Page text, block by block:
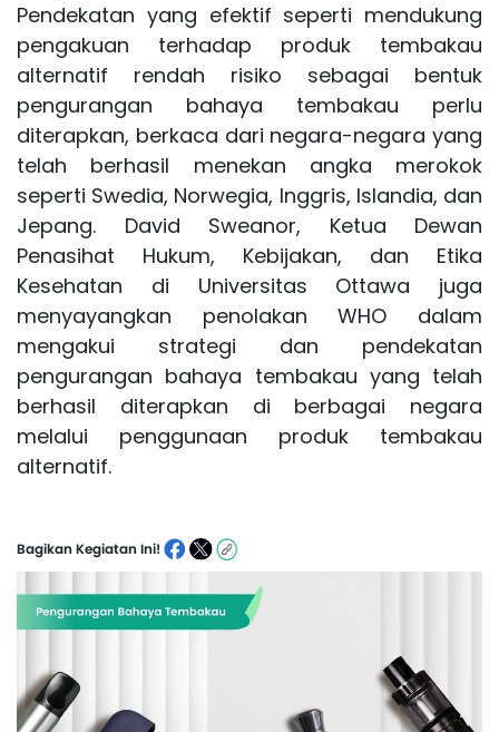
Pendekatan yang efektif seperti mendukung
pengakuan terhadap produk tembakau
alternatif rendah risiko sebagai bentuk
pengurangan bahaya tembakau perlu
diterapkan, berkaca dari negara-negara yang
telah berhasil menekan angka merokok
seperti Swedia, Norwegia, Inggris, Islandia, dan
Jepang. David Sweanor, Ketua Dewan
Penasihat Hukum, Kebijakan, dan Etika
Kesehatan di Universitas Ottawa juga
menyayangkan penolakan WHO dalam
mengakui strategi dan pendekatan
pengurangan bahaya tembakau yang telah
berhasil diterapkan di berbagai negara
melalui penggunaan produk tembakau
alternatif.
Bagikan Kegiatan Ini!